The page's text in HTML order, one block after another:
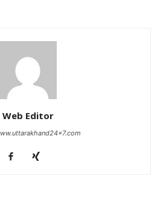
Web Editor